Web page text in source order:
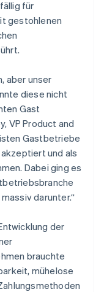
für
gestohlenen
aber unser
diese nicht
Gast
VP Product and
Gastbetriebe
und als
Dabei ging es
darunter.“
der
brauchte
mühelose